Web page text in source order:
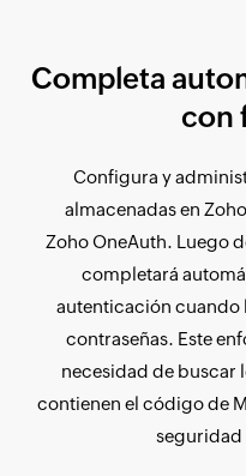
Completa
con
Configura y
almacenadas en
Zoho OneAuth. Luego
completará
autenticación cuando
contraseñas. Este
necesidad de buscar
contienen el código de
seguridad